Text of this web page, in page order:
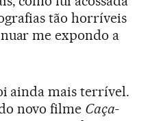
tão horríveis
me expondo a
ainda mais terrível.
novo filme Caça-